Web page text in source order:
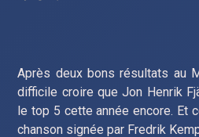
Après deux bons résultats au
difficile croire que Jon Henrik
le top 5 cette année encore. Et
chanson signée par Fredrik